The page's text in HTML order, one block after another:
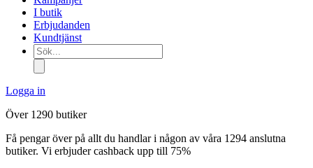
I butik
Erbjudanden
Kundtjänst
Sök...
Logga in
Över 1290 butiker
Få pengar över på allt du handlar i någon av våra 1294 anslutna
butiker. Vi erbjuder cashback upp till 75%